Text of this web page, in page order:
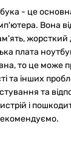
- це
Вона
жорсткий
плата
то це може
та інших
та
і